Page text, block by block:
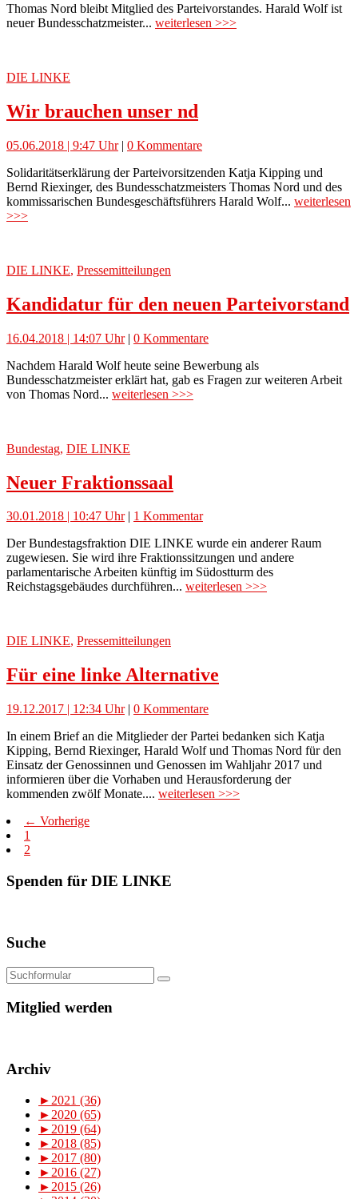
Thomas Nord bleibt Mitglied des Parteivorstandes. Harald Wolf ist
neuer Bundesschatzmeister... weiterlesen >>>
DIE LINKE
Wir brauchen unser nd
05.06.2018 | 9:47 Uhr| 0 Kommentare
Solidaritätserklärung der Parteivorsitzenden Katja Kipping und
Bernd Riexinger, des Bundesschatzmeisters Thomas Nord und des
kommissarischen Bundesgeschäftsführers Harald Wolf... weiterlesen
>>>
DIE LINKE, Pressemitteilungen
Kandidatur für den neuen Parteivorstand
16.04.2018 | 14:07 Uhr| 0 Kommentare
Nachdem Harald Wolf heute seine Bewerbung als
Bundesschatzmeister erklärt hat, gab es Fragen zur weiteren Arbeit
von Thomas Nord... weiterlesen >>>
Bundestag, DIE LINKE
Neuer Fraktionssaal
30.01.2018 | 10:47 Uhr| 1 Kommentar
Der Bundestagsfraktion DIE LINKE wurde ein anderer Raum
zugewiesen. Sie wird ihre Fraktionssitzungen und andere
parlamentarische Arbeiten künftig im Südostturm des
Reichstagsgebäudes durchführen... weiterlesen >>>
DIE LINKE, Pressemitteilungen
Für eine linke Alternative
19.12.2017 | 12:34 Uhr| 0 Kommentare
In einem Brief an die Mitglieder der Partei bedanken sich Katja
Kipping, Bernd Riexinger, Harald Wolf und Thomas Nord für den
Einsatz der Genossinnen und Genossen im Wahljahr 2017 und
informieren über die Vorhaben und Herausforderung der
kommenden zwölf Monate.... weiterlesen >>>
← Vorherige
1
2
Spenden für DIE LINKE
Suche
Mitglied werden
Archiv
► 2021 (36)
► 2020 (65)
► 2019 (64)
► 2018 (85)
► 2017 (80)
► 2016 (27)
► 2015 (26)